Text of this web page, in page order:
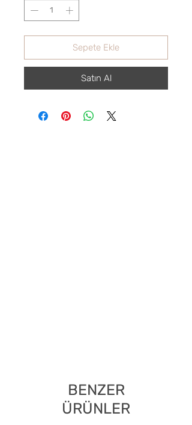
Sepete Ekle
Satın Al
BENZER
ÜRÜNLER